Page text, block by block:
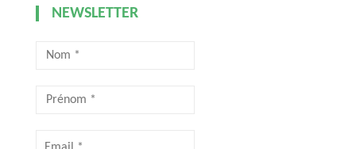
NEWSLETTER